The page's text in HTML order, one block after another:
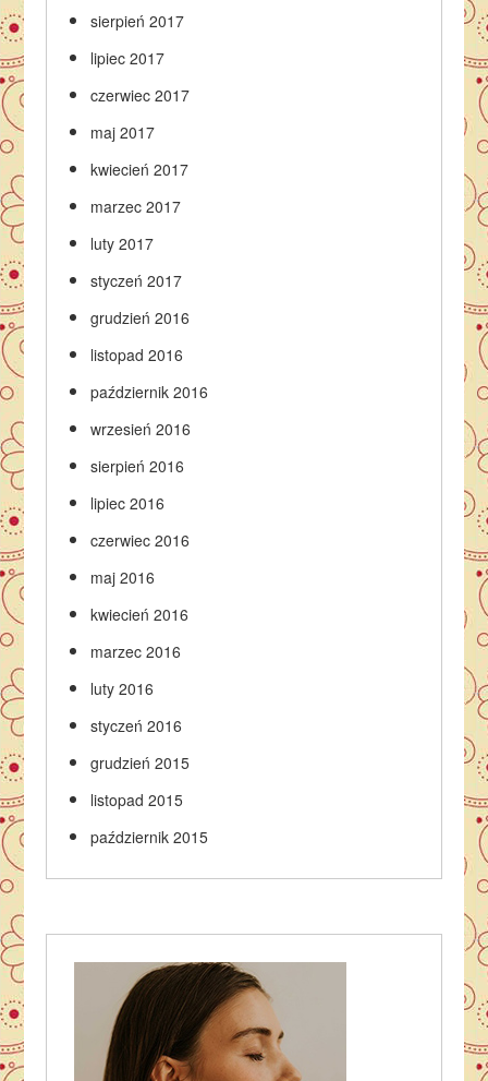
sierpień 2017
lipiec 2017
czerwiec 2017
maj 2017
kwiecień 2017
marzec 2017
luty 2017
styczeń 2017
grudzień 2016
listopad 2016
październik 2016
wrzesień 2016
sierpień 2016
lipiec 2016
czerwiec 2016
maj 2016
kwiecień 2016
marzec 2016
luty 2016
styczeń 2016
grudzień 2015
listopad 2015
październik 2015